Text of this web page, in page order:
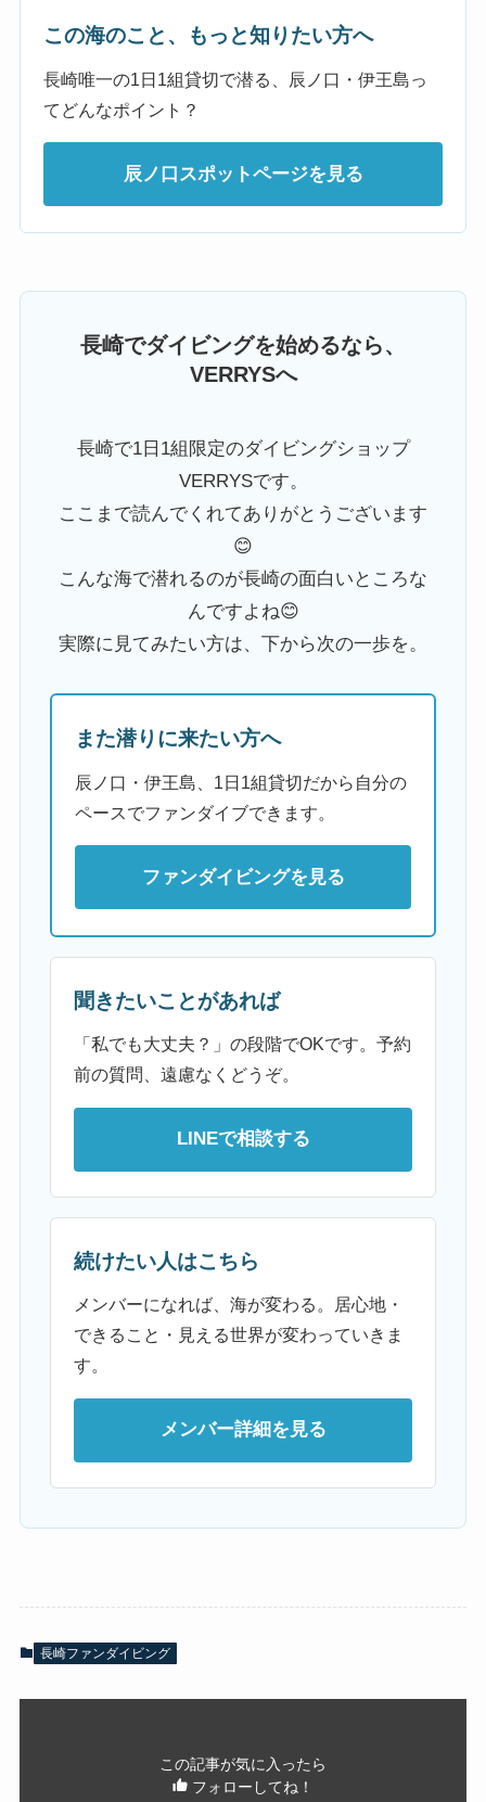
この海のこと、もっと知りたい方へ
長崎唯一の1日1組貸切で潜る、辰ノ口・伊王島っ
てどんなポイント？
辰ノ口スポットページを見る
長崎でダイビングを始めるなら、
VERRYSへ
長崎で1日1組限定のダイビングショップ
VERRYSです。
ここまで読んでくれてありがとうございます
😊
こんな海で潜れるのが長崎の面白いところな
んですよね😊
実際に見てみたい方は、下から次の一歩を。
また潜りに来たい方へ
辰ノ口・伊王島、1日1組貸切だから自分の
ペースでファンダイブできます。
ファンダイビングを見る
聞きたいことがあれば
「私でも大丈夫？」の段階でOKです。予約
前の質問、遠慮なくどうぞ。
LINEで相談する
続けたい人はこちら
メンバーになれば、海が変わる。居心地・
できること・見える世界が変わっていきま
す。
メンバー詳細を見る
長崎ファンダイビング
この記事が気に入ったら
フォローしてね！